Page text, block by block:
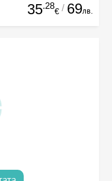
35.28
€ / 69лв.